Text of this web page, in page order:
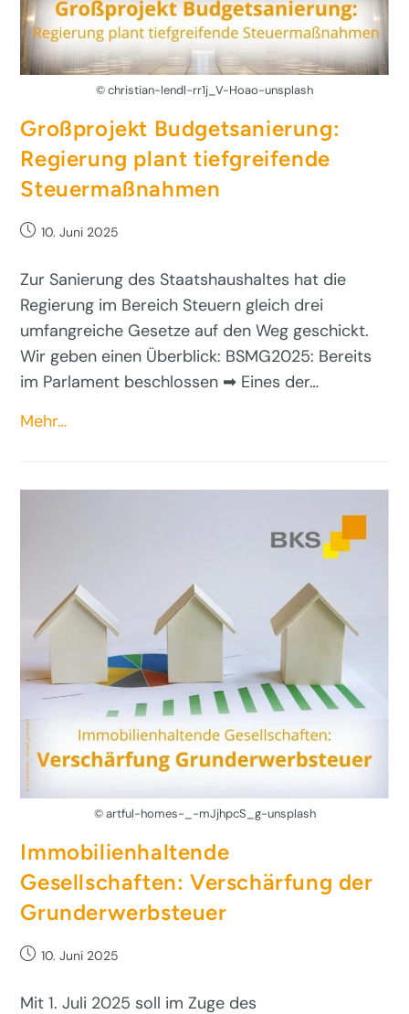
© christian-lendl-rr1j_V-Hoao-unsplash
Großprojekt Budgetsanierung:
Regierung plant tiefgreifende
Steuermaßnahmen
10. Juni 2025
Zur Sanierung des Staatshaushaltes hat die
Regierung im Bereich Steuern gleich drei
umfangreiche Gesetze auf den Weg geschickt.
Wir geben einen Überblick: BSMG2025: Bereits
im Parlament beschlossen ➡ Eines der…
Mehr…
© artful-homes-_-mJjhpcS_g-unsplash
Immobilienhaltende
Gesellschaften: Verschärfung der
Grunderwerbsteuer
10. Juni 2025
Mit 1. Juli 2025 soll im Zuge des